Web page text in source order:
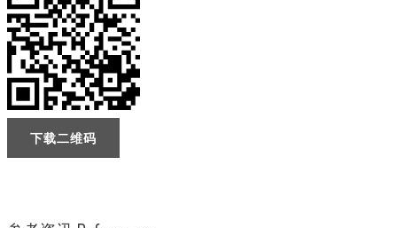
下载二维码